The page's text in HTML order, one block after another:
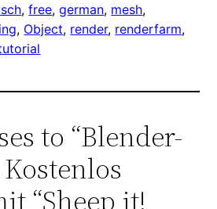
, free, german, mesh
, Object, render, renderfarm
to “Blender-
“Sheep it!